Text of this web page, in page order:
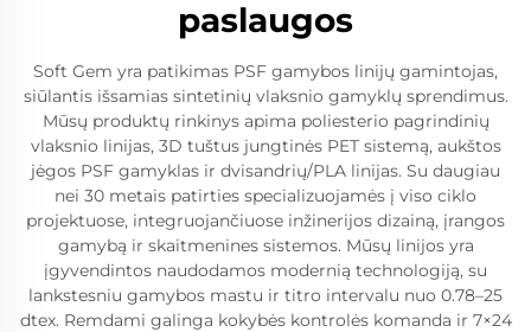
paslaugos
Soft Gem yra patikimas PSF gamybos linijų gamintojas,
siūlantis išsamias sintetinių vlaksnio gamyklų sprendimus.
Mūsų produktų rinkinys apima poliesterio pagrindinių
vlaksnio linijas, 3D tuštus jungtinės PET sistemą, aukštos
jėgos PSF gamyklas ir dvisandrių/PLA linijas. Su daugiau
nei 30 metais patirties specializuojamės į viso ciklo
projektuose, integruojančiuose inžinerijos dizainą, įrangos
gamybą ir skaitmenines sistemos. Mūsų linijos yra
įgyvendintos naudodamos modernią technologiją, su
lankstesniu gamybos mastu ir titro intervalu nuo 0.78–25
dtex. Remdami galinga kokybės kontrolės komanda ir 7×24